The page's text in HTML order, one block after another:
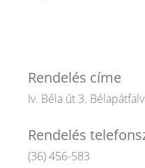
Rendelés címe
Iv. Béla út 3.
Rendelés
(36) 456-583